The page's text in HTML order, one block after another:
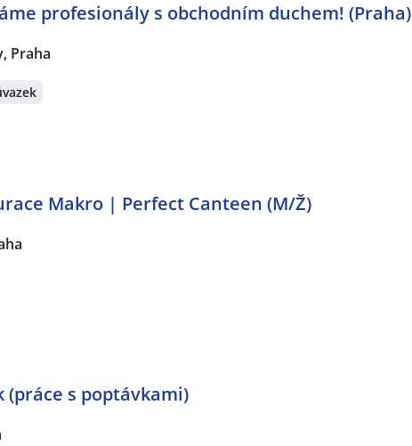
profesionály s obchodním duchem! (Praha)
Praha
Makro | Perfect Canteen (M/Ž)
s poptávkami)